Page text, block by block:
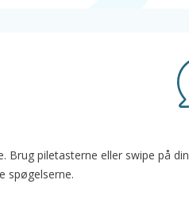
Brug piletasterne eller swipe på din
spøgelserne.